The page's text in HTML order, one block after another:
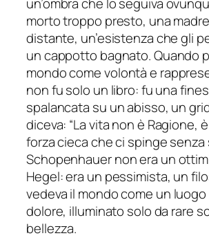
morto troppo presto, una
distante, un’esistenza che gli
un cappotto bagnato. Quando
mondo come volontà e
non fu solo un libro: fu una
spalancata su un abisso, un
diceva: “La vita non è Ragione,
forza cieca che ci spinge senza
Schopenhauer non era un
Hegel: era un pessimista, un
vedeva il mondo come un
dolore, illuminato solo da rare
bellezza.